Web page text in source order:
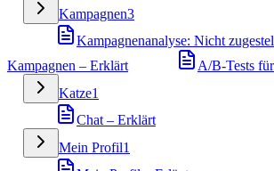
Kampagnen3
Kampagnenanalyse: Nicht
Kampagnen – Erklärt
A/B-Tests
Katze1
Chat – Erklärt
Mein Profil1